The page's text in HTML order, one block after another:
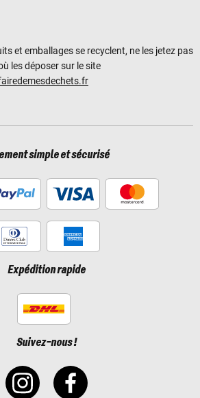
et emballages se recyclent, ne les jetez pas
les déposer sur le site
simple et sécurisé
Expédition rapide
Suivez-nous !